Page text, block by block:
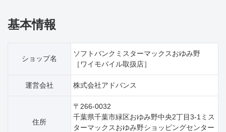
基本情報
ショップ名
ソフトバンクミスターマックスおゆみ野
［ワイモバイル取扱店］
運営会社 株式会社アドバンス
住所
〒266-0032
千葉県千葉市緑区おゆみ野中央2丁目3‐1ミス
ターマックスおゆみ野ショッピングセンター